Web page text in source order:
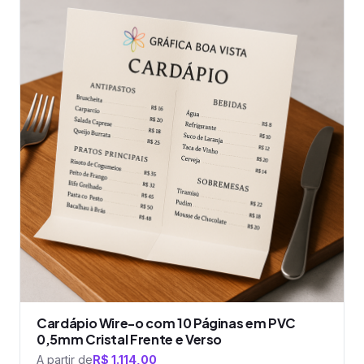
As
opções
podem
ser
escolhidas
na
página
do
produto
Cardápio Wire-o com 10 Páginas em PVC
0,5mm Cristal Frente e Verso
A partir deR$ 1.114,00